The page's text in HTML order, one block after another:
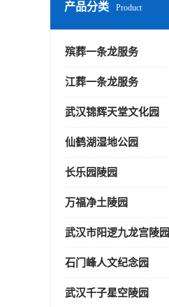
产品分类 Product
殡葬一条龙服务
江葬一条龙服务
武汉锦辉天堂文化园
仙鹤湖湿地公园
长乐园陵园
万福净土陵园
武汉市阳逻九龙宫陵园
石门峰人文纪念园
武汉千子星空陵园